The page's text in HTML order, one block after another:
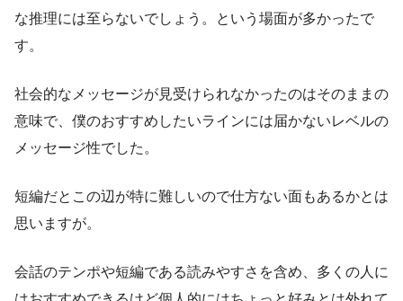
な推理には至らないでしょう。という場面が多かったで
す。
社会的なメッセージが見受けられなかったのはそのままの
意味で、僕のおすすめしたいラインには届かないレベルの
メッセージ性でした。
短編だとこの辺が特に難しいので仕方ない面もあるかとは
思いますが。
会話のテンポや短編である読みやすさを含め、多くの人に